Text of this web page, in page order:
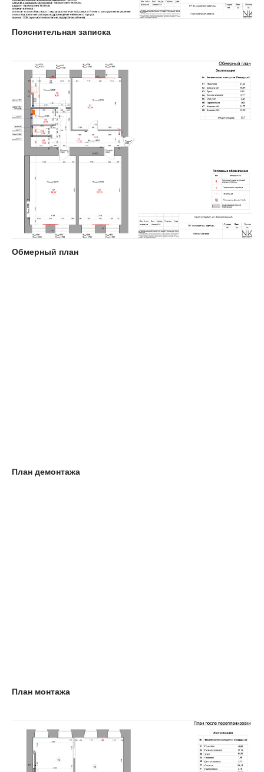
Пояснительная записка
Обмерный план
План демонтажа
План монтажа